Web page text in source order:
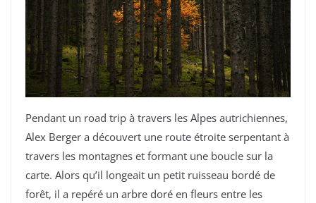
Pendant un road trip à travers les Alpes autrichiennes,
Alex Berger a découvert une route étroite serpentant à
travers les montagnes et formant une boucle sur la
carte. Alors qu’il longeait un petit ruisseau bordé de
forêt, il a repéré un arbre doré en fleurs entre les